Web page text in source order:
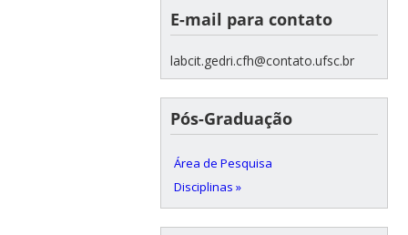
E-mail para contato
labcit.gedri.cfh@contato.ufsc.br
Pós-Graduação
Área de Pesquisa
Disciplinas »